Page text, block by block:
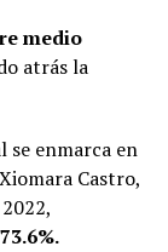
medio
atrás la
se enmarca en
Castro,